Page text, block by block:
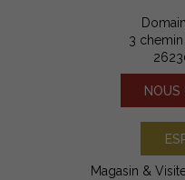
3
NOUS
Magasin &